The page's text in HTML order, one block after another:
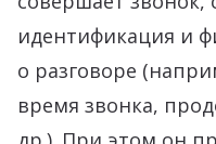
идентификация и
о разговоре
время звонка,